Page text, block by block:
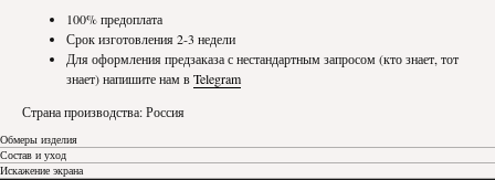
100% предоплата
Срок изготовления 2-3 недели
Для оформления предзаказа с нестандартным запросом (кто знает, тот
знает) напишите нам вTelegram
Страна производства: Россия
Обмеры изделия
Состав и уход
Искажение экрана